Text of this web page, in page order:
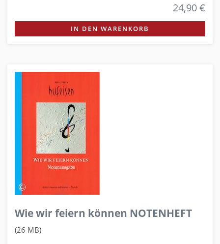
24,90 €
IN DEN WARENKORB
Wie wir feiern können NOTENHEFT
(26 MB)